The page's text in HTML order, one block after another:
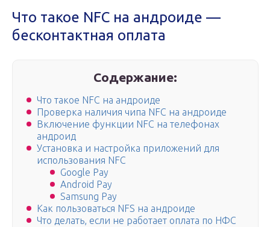
Что такое NFC на андроиде —
бесконтактная оплата
Содержание:
Что такое NFC на андроиде
Проверка наличия чипа NFC на андроиде
Включение функции NFC на телефонах
андроид
Установка и настройка приложений для
использования NFC
Google Pay
Android Pay
Samsung Pay
Как пользоваться NFS на андроиде
Что делать, если не работает оплата по НФС